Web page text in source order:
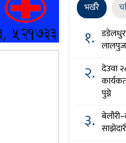
भर्खरै
१.
२. देउवा
पुग्ने
३.